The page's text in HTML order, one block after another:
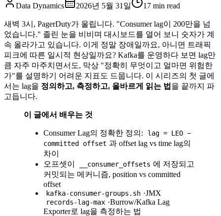
Data Dynamics 2026년 5월 31일 17 min read
새벽 3시, PagerDuty가 울립니다. "Consumer lag이 200만을 넘
었습니다." 졸린 눈을 비비며 대시보드를 열어 보니 숫자가 계
속 올라가고 있습니다. 이게 정말 장애일까요, 아니면 트래픽
피크에 따른 일시적 현상일까요? Kafka를 운영하다 보면 lag만
큼 자주 마주치면서도, 막상 "정확히 무엇이고 얼마면 위험한
가"를 설명하기 어려운 지표도 드뭅니다. 이 시리즈의 첫 글에
서는 lag을 정의하고, 측정하고, 올바르게 읽는 법 을 끝까지 파
고듭니다.
이 글에서 배우는 것
Consumer Lag의 정확한 정의:
lag = LEO −
committed offset 과 offset lag vs time lag의
차이
오프셋이
__consumer_offsets 에 저장되고
커밋되는 메커니즘, position vs committed
offset
kafka-consumer-groups.sh ·JMX
records-lag-max ·Burrow/Kafka Lag
Exporter로 lag을 측정하는 법